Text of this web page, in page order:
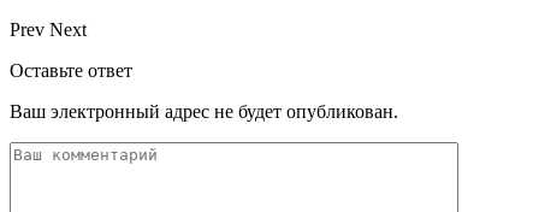
Prev Next
Оставьте ответ
Ваш электронный адрес не будет опубликован.